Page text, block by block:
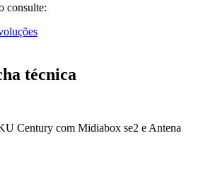
consulte:
técnica
Century com Midiabox se2 e Antena